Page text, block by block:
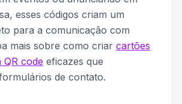
esses códigos criam um
para a comunicação com
mais sobre como criar cartões
QR code eficazes que
de contato.